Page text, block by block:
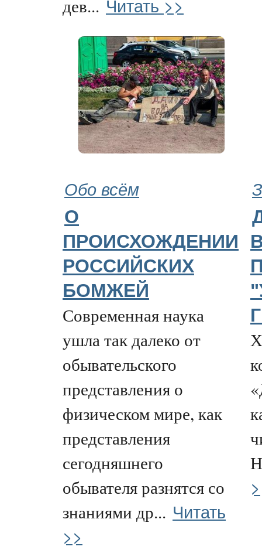
дев...
Обо всём
О
ПРОИСХОЖДЕНИИ
РОССИЙСКИХ
БОМЖЕЙ
Современная наука
ушла так далеко от
обывательского
представления о
физическом мире, как
представления
сегодняшнего
обывателя разнятся со
знаниями др... Читать
>>